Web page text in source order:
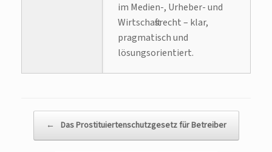
im Medien-, Urheber- und
Wirtschaftsrecht – klar,
pragmatisch und
lösungsorientiert.
← Das Prostituiertenschutzgesetz für Betreiber